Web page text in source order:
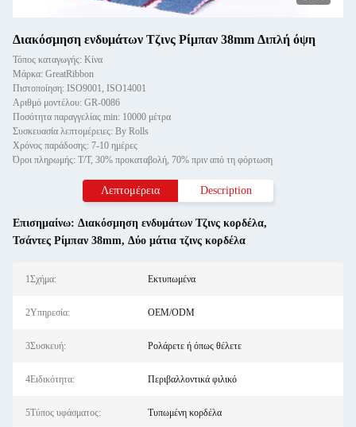
Διακόσμηση ενδυμάτων Τζινς Ρίμπαν 38mm Διπλή όψη
Τόπος καταγωγής: Κίνα
Μάρκα: GreatRibbon
Πιστοποίηση: ISO9001, ISO14001
Αριθμό μοντέλου: GR-0086
Ποσότητα παραγγελίας min: 10000 μέτρα
Συσκευασία λεπτομέρειες: By Rolls
Χρόνος παράδοσης: 7-10 ημέρες
Όροι πληρωμής: T/T, 30% προκαταβολή, 70% πριν από τη φόρτωση
Λεπτομέρεια Description
Επισημαίνω: Διακόσμηση ενδυμάτων Τζινς κορδέλα,
Τσάντες Ρίμπαν 38mm, Δύο μάτια τζινς κορδέλα
1Σχήμα: Εκτυπωμένα
2Υπηρεσία: OEM/ODM
3Συσκευή: Ρολάρετε ή όπως θέλετε
4Ειδικότητα: Περιβαλλοντικά φιλικό
5Τύπος υφάσματος: Τυπωμένη κορδέλα